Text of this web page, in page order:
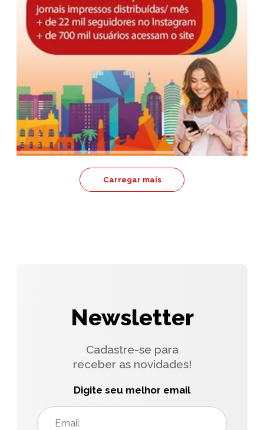
Carregar mais
Newsletter
Cadastre-se para
receber as novidades!
Digite seu melhor email